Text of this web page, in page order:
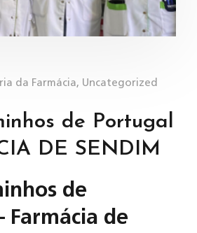
da Farmácia, Uncategorized
de Portugal
DE SENDIM
de
Farmácia de